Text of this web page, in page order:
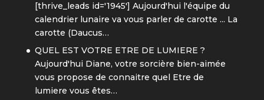
[thrive_leads id='1945'] Aujourd'hui l'équipe du
calendrier lunaire va vous parler de carotte ... La
carotte (Daucus…
QUEL EST VOTRE ETRE DE LUMIERE ?
Aujourd'hui Diane, votre sorcière bien-aimée
vous propose de connaitre quel Etre de
lumiere vous êtes…